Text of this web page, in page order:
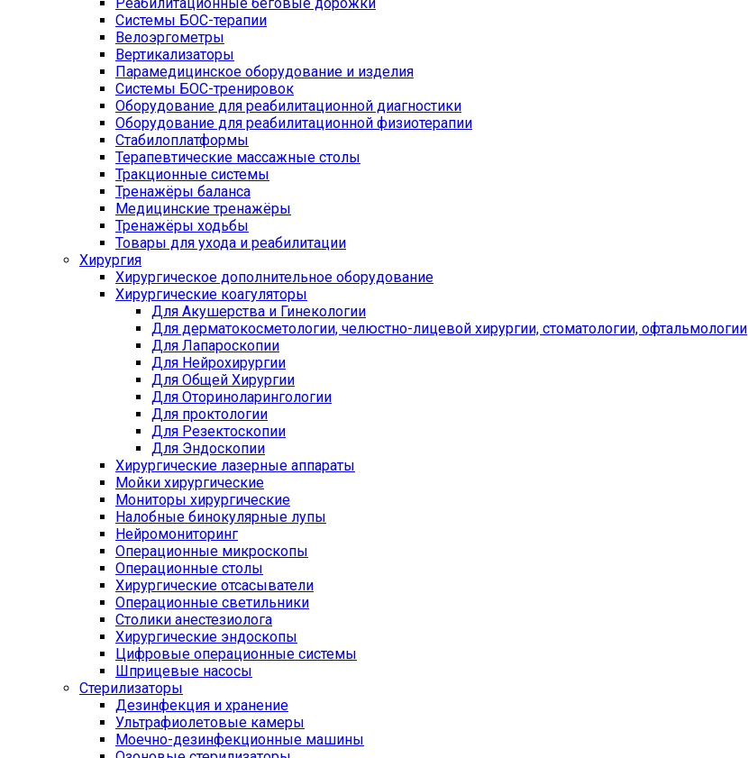
Системы БОС-терапии
Велоэргометры
Вертикализаторы
Парамедицинское оборудование и изделия
Системы БОС-тренировок
Оборудование для реабилитационной диагностики
Оборудование для реабилитационной физиотерапии
Стабилоплатформы
Терапевтические массажные столы
Тракционные системы
Тренажёры баланса
Медицинские тренажёры
Тренажёры ходьбы
Товары для ухода и реабилитации
Хирургия
Хирургическое дополнительное оборудование
Хирургические коагуляторы
Для Акушерства и Гинекологии
Для дерматокосметологии, челюстно-лицевой хирургии, стоматологии, офтальмологии
Для Лапароскопии
Для Нейрохирургии
Для Общей Хирургии
Для Оториноларингологии
Для проктологии
Для Резектоскопии
Для Эндоскопии
Хирургические лазерные аппараты
Мойки хирургические
Мониторы хирургические
Налобные бинокулярные лупы
Нейромониторинг
Операционные микроскопы
Операционные столы
Хирургические отсасыватели
Операционные светильники
Столики анестезиолога
Хирургические эндоскопы
Цифровые операционные системы
Шприцевые насосы
Стерилизаторы
Дезинфекция и хранение
Ультрафиолетовые камеры
Моечно-дезинфекционные машины